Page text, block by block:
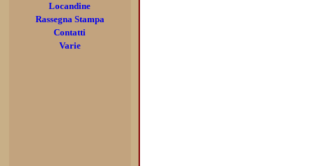
Locandine
Rassegna Stampa
Contatti
Varie